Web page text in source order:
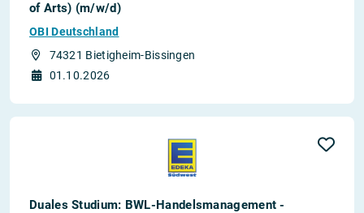
of Arts) (m/w/d)
OBI Deutschland
74321 Bietigheim-Bissingen
01.10.2026
Duales Studium: BWL-Handelsmanagement -